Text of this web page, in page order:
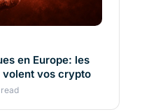
en Europe: les
vos crypto